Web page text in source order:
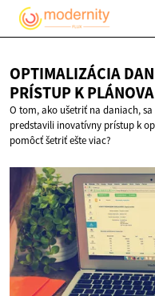
OPTIMALIZÁCIA
PRÍSTUP K
O tom, ako ušetriť na daniach,
predstavili inovatívny prístup k
pomôcť šetriť ešte viac?